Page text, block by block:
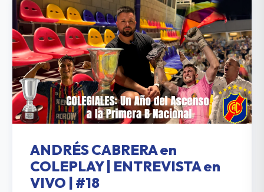
ANDRÉS CABRERA en
COLEPLAY | ENTREVISTA en
VIVO | #18